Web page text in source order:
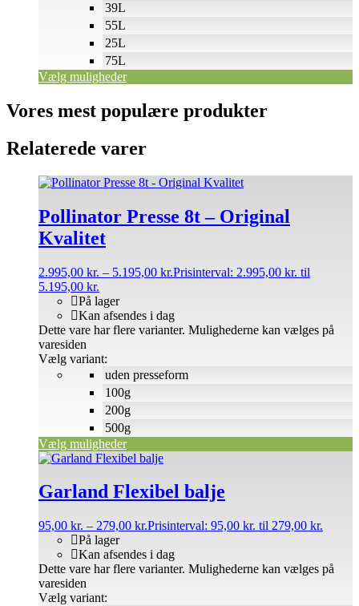
Vælg muligheder
39L
55L
25L
75L
Vores mest populære produkter
Relaterede varer
Pollinator Presse 8t – Original
Kvalitet
2.995,00 kr. – 5.195,00 kr.Prisinterval: 2.995,00 kr. til
5.195,00 kr.
På lager
Kan afsendes i dag
Vælg variant:
Vælg muligheder
Dette vare har flere varianter. Mulighederne kan vælges på
varesiden
uden presseform
100g
200g
500g
Garland Flexibel balje
95,00 kr. – 279,00 kr.Prisinterval: 95,00 kr. til 279,00 kr.
På lager
Kan afsendes i dag
Vælg variant:
Dette vare har flere varianter. Mulighederne kan vælges på
varesiden